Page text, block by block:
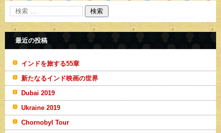
最近の投稿
インドを旅する55章
新たなるインド映画の世界
Dubai 2019
Ukraine 2019
Chornobyl Tour